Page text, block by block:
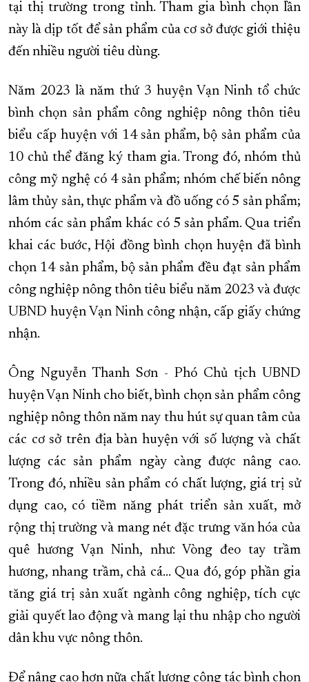
tại thị trường trong tỉnh. Tham gia bình chọn lần
này là dịp tốt để sản phẩm của cơ sở được giới thiệu
đến nhiều người tiêu dùng.
Năm 2023 là năm thứ 3 huyện Vạn Ninh tổ chức
bình chọn sản phẩm công nghiệp nông thôn tiêu
biểu cấp huyện với 14 sản phẩm, bộ sản phẩm của
10 chủ thể đăng ký tham gia. Trong đó, nhóm thủ
công mỹ nghệ có 4 sản phẩm; nhóm chế biến nông
lâm thủy sản, thực phẩm và đồ uống có 5 sản phẩm;
nhóm các sản phẩm khác có 5 sản phẩm. Qua triển
khai các bước, Hội đồng bình chọn huyện đã bình
chọn 14 sản phẩm, bộ sản phẩm đều đạt sản phẩm
công nghiệp nông thôn tiêu biểu năm 2023 và được
UBND huyện Vạn Ninh công nhận, cấp giấy chứng
nhận.
Ông Nguyễn Thanh Sơn - Phó Chủ tịch UBND
huyện Vạn Ninh cho biết, bình chọn sản phẩm công
nghiệp nông thôn năm nay thu hút sự quan tâm của
các cơ sở trên địa bàn huyện với số lượng và chất
lượng các sản phẩm ngày càng được nâng cao.
Trong đó, nhiều sản phẩm có chất lượng, giá trị sử
dụng cao, có tiềm năng phát triển sản xuất, mở
rộng thị trường và mang nét đặc trưng văn hóa của
quê hương Vạn Ninh, như: Vòng đeo tay trầm
hương, nhang trầm, chả cá… Qua đó, góp phần gia
tăng giá trị sản xuất ngành công nghiệp, tích cực
giải quyết lao động và mang lại thu nhập cho người
dân khu vực nông thôn.
Để nâng cao hơn nữa chất lượng công tác bình chọn